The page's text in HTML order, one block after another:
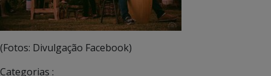
(Fotos: Divulgação Facebook)
Categorias :